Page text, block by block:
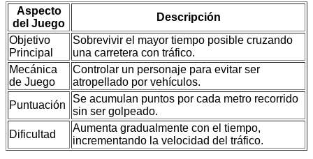
Aspecto
del Juego
Descripción
Objetivo
Principal
Sobrevivir el mayor tiempo posible cruzando
una carretera con tráfico.
Mecánica
de Juego
Controlar un personaje para evitar ser
atropellado por vehículos.
Puntuación
Se acumulan puntos por cada metro recorrido
sin ser golpeado.
Dificultad
Aumenta gradualmente con el tiempo,
incrementando la velocidad del tráfico.